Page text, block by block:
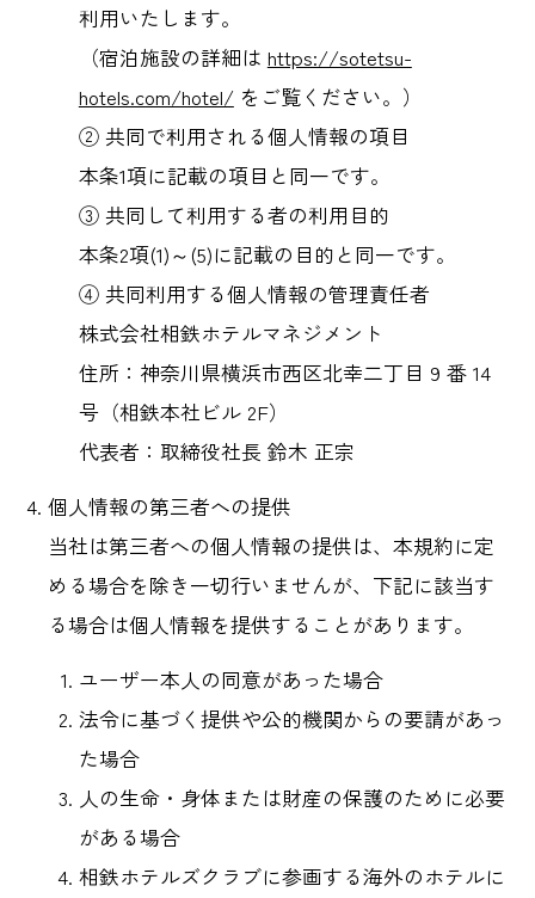
利用いたします。
（宿泊施設の詳細は https://sotetsu-
hotels.com/hotel/をご覧ください。）
② 共同で利用される個人情報の項目
本条1項に記載の項目と同一です。
③ 共同して利用する者の利用目的
本条2項(1)～(5)に記載の目的と同一です。
④ 共同利用する個人情報の管理責任者
株式会社相鉄ホテルマネジメント
住所：神奈川県横浜市西区北幸二丁目 9 番 14
号（相鉄本社ビル 2F）
代表者：取締役社長 鈴木 正宗
個人情報の第三者への提供
当社は第三者への個人情報の提供は、本規約に定
める場合を除き一切行いませんが、下記に該当す
る場合は個人情報を提供することがあります。
ユーザー本人の同意があった場合
法令に基づく提供や公的機関からの要請があっ
た場合
人の生命・身体または財産の保護のために必要
がある場合
相鉄ホテルズクラブに参画する海外のホテルに